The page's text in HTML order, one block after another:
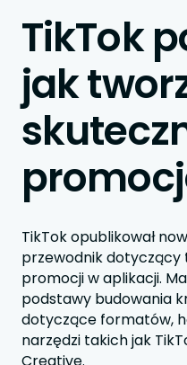
TikTok
jak
TikTok opublikował
przewodnik
promocji w aplikacji.
podstawy budowania
dotyczące formatów,
narzędzi takich jak